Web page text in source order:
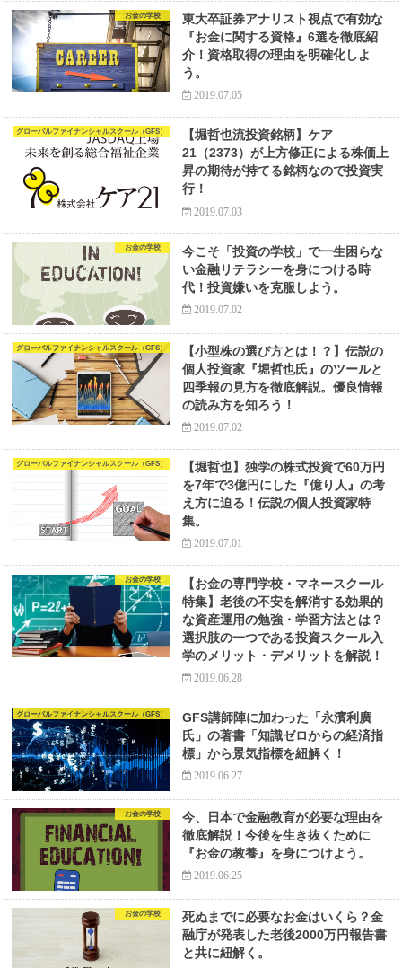
お金の学校
東大卒証券アナリスト視点で有効な
『お金に関する資格』6選を徹底紹
介！資格取得の理由を明確化しよ
う。
2019.07.05
グローバルファイナンシャルスクール（GFS）
【堀哲也流投資銘柄】ケア
21（2373）が上方修正による株価上
昇の期待が持てる銘柄なので投資実
行！
2019.07.03
お金の学校
今こそ「投資の学校」で一生困らな
い金融リテラシーを身につける時
代！投資嫌いを克服しよう。
2019.07.02
グローバルファイナンシャルスクール（GFS）
【小型株の選び方とは！？】伝説の
個人投資家『堀哲也氏』のツールと
四季報の見方を徹底解説。優良情報
の読み方を知ろう！
2019.07.02
グローバルファイナンシャルスクール（GFS）
【堀哲也】独学の株式投資で60万円
を7年で3億円にした『億り人』の考
え方に迫る！伝説の個人投資家特
集。
2019.07.01
お金の学校
【お金の専門学校・マネースクール
特集】老後の不安を解消する効果的
な資産運用の勉強・学習方法とは？
選択肢の一つである投資スクール入
学のメリット・デメリットを解説！
2019.06.28
グローバルファイナンシャルスクール（GFS）
GFS講師陣に加わった「永濱利廣
氏」の著書「知識ゼロからの経済指
標」から景気指標を紐解く！
2019.06.27
お金の学校
今、日本で金融教育が必要な理由を
徹底解説！今後を生き抜くために
『お金の教養』を身につけよう。
2019.06.25
お金の学校
死ぬまでに必要なお金はいくら？金
融庁が発表した老後2000万円報告書
と共に紐解く。